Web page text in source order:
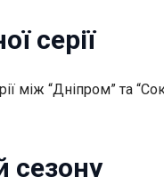
серії
між “Дніпром” та
сезону